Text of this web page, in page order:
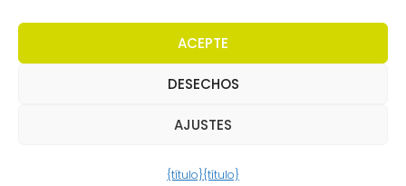
ACEPTE
DESECHOS
AJUSTES
{título}{título}
Derechos de autor - Worldmeetings |
confidencialidad